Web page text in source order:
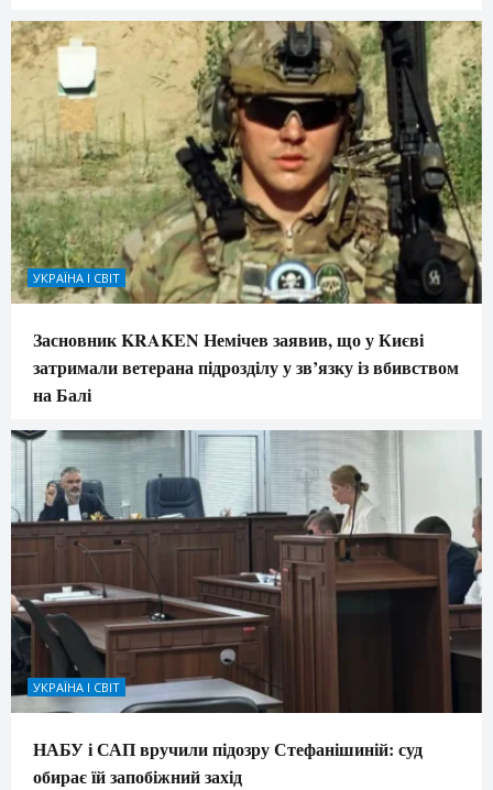
УКРАЇНА І СВІТ
Засновник KRAKEN Немічев заявив, що у Києві
затримали ветерана підрозділу у зв’язку із вбивством
на Балі
УКРАЇНА І СВІТ
НАБУ і САП вручили підозру Стефанішиній: суд
обирає їй запобіжний захід